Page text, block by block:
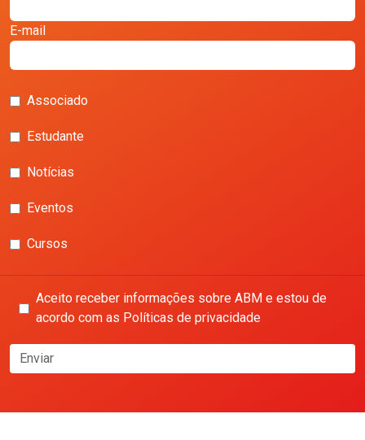
E-mail
Associado
Estudante
Notícias
Eventos
Cursos
Aceito receber informações sobre ABM e estou de
acordo com as Políticas de privacidade
Enviar